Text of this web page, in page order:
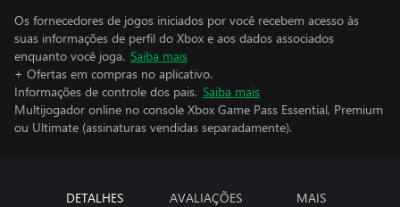
Os fornecedores de jogos iniciados por você recebem acesso às
suas informações de perfil do Xbox e aos dados associados
enquanto você joga. Saiba mais
+ Ofertas em compras no aplicativo.
Informações de controle dos pais. Saiba mais
Multijogador online no console Xbox Game Pass Essential, Premium
ou Ultimate (assinaturas vendidas separadamente).
DETALHES AVALIAÇÕES MAIS